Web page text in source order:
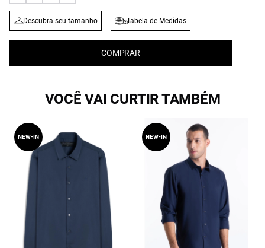
Descubra seu tamanho Tabela de Medidas
COMPRAR
VOCÊ VAI CURTIR TAMBÉM
NEW-IN NEW-IN